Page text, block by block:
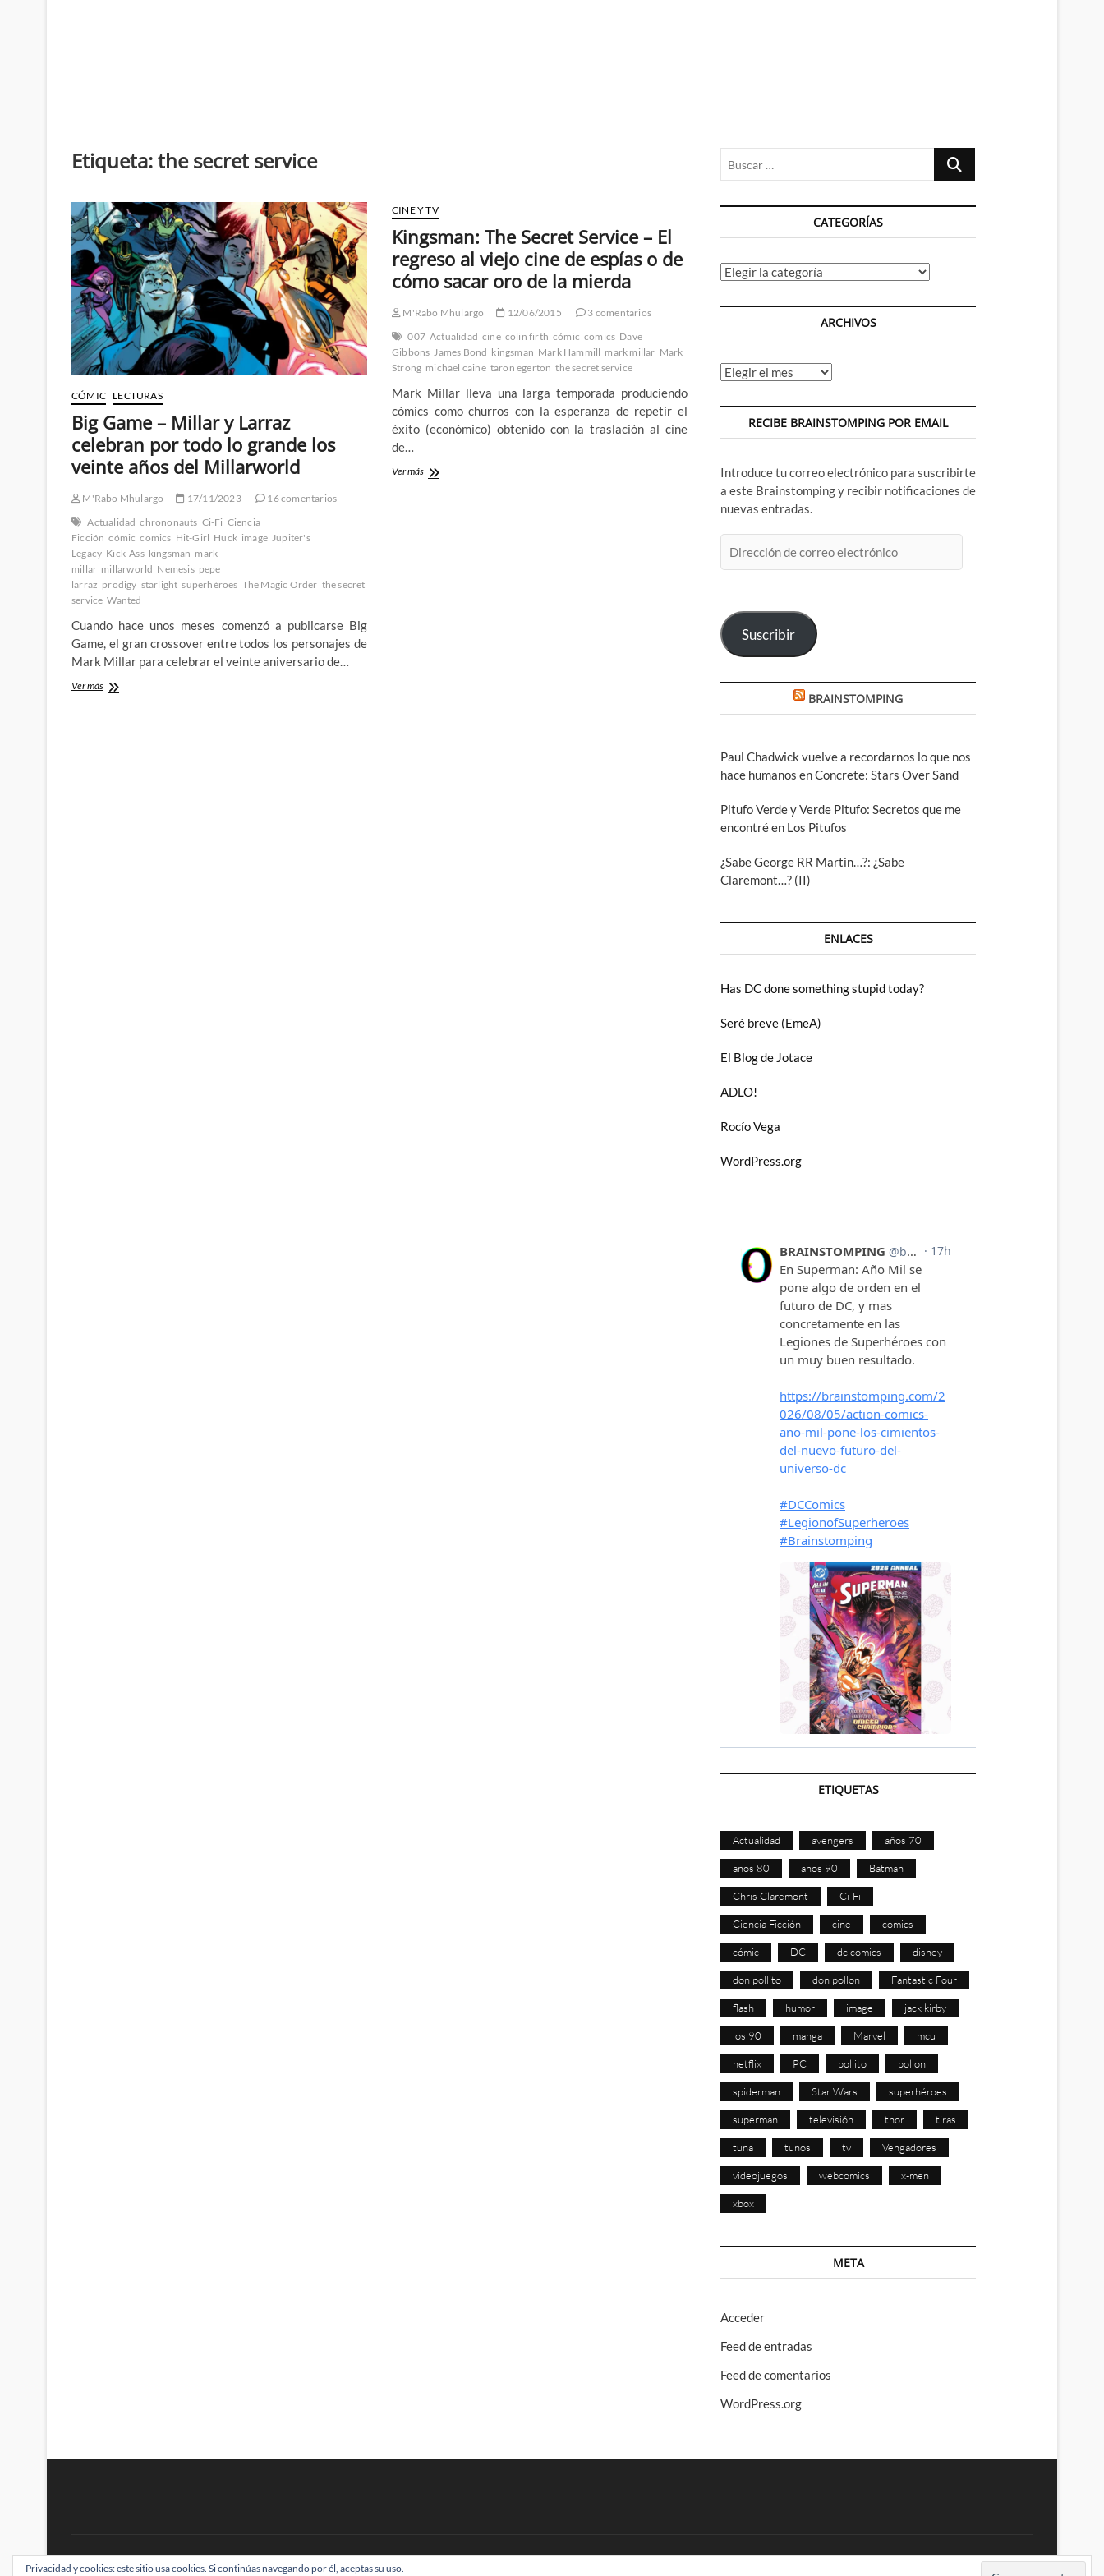
Etiqueta:the secret service
CÓMIC LECTURAS
Big Game – Millar y Larraz
celebran por todo lo grande los
veinte años del Millarworld
M'Rabo Mhulargo 17/11/2023
16 comentarios
Actualidad chrononauts Ci-Fi Ciencia
Ficción cómic comics Hit-Girl Huck image Jupiter's
Legacy Kick-Ass kingsman mark
millar millarworld Nemesis pepe
larraz prodigy starlight superhéroes The Magic Order the secret
service Wanted
Cuando hace unos meses comenzó a publicarse Big
Game, el gran crossover entre todos los personajes de
Mark Millar para celebrar el veinte aniversario de…
Ver másBig
CINE Y TV
Kingsman: The Secret Service – El
regreso al viejo cine de espías o de
cómo sacar oro de la mierda
M'Rabo Mhulargo 12/06/2015
3 comentarios
007 Actualidad cine colin firth cómic comics Dave
Gibbons James Bond kingsman Mark Hammill mark millar Mark
Strong michael caine taron egerton the secret service
Mark Millar lleva una larga temporada produciendo
cómics como churros con la esperanza de repetir el
éxito (económico) obtenido con la traslación al cine
de…
Ver másKingsman:
Buscar
CATEGORÍAS
Categorías
ARCHIVOS
Archivos
RECIBE BRAINSTOMPING POR EMAIL
Introduce tu correo electrónico para suscribirte
a este Brainstomping y recibir notificaciones de
nuevas entradas.
de
Suscribir
BRAINSTOMPING
Paul Chadwick vuelve a recordarnos lo que nos
hace humanos en Concrete: Stars Over Sand
Pitufo Verde y Verde Pitufo: Secretos que me
encontré en Los Pitufos
¿Sabe George RR Martin…?: ¿Sabe
Claremont…? (II)
ENLACES
Has DC done something stupid today?
Seré breve (EmeA)
El Blog de Jotace
ADLO!
Rocío Vega
WordPress.org
ETIQUETAS
Actualidad avengers años 70
años 80 años 90 Batman
Chris Claremont Ci-Fi
Ciencia Ficción cine comics
cómic DC dc comics disney
don pollito don pollon Fantastic Four
flash humor image jack kirby
los 90 manga Marvel mcu
netflix PC pollito pollon
spiderman Star Wars superhéroes
superman televisión thor tiras
tuna tunos tv Vengadores
videojuegos webcomics x-men
xbox
META
Acceder
Feed de entradas
Feed de comentarios
WordPress.org
BRAINSTOMPING| Diseñado por:Theme Freesia|WordPress| © Todos los derechos reservados
Privacidad y cookies: este sitio usa cookies. Si continúas navegando por él, aceptas su uso.